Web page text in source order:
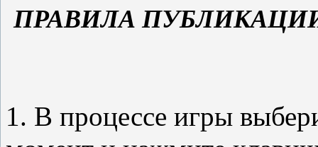
ПРАВИЛА
1. В процессе игры